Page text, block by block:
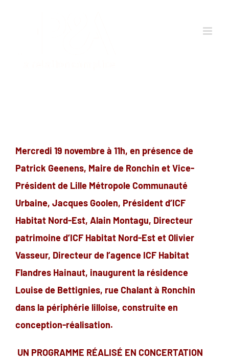
Mercredi 19 novembre à 11h, en présence de
Patrick Geenens, Maire de Ronchin et Vice-
Président de Lille Métropole Communauté
Urbaine, Jacques Goolen, Président d’ICF
Habitat Nord-Est, Alain Montagu, Directeur
patrimoine d’ICF Habitat Nord-Est et Olivier
Vasseur, Directeur de l’agence ICF Habitat
Flandres Hainaut, inaugurent la résidence
Louise de Bettignies, rue Chalant à Ronchin
dans la périphérie lilloise, construite en
conception-réalisation.
UN PROGRAMME RÉALISÉ EN CONCERTATION